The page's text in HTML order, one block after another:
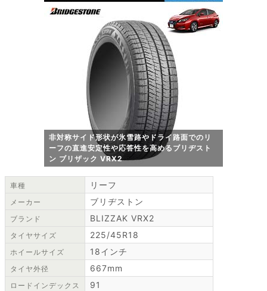
非対称サイド形状が氷雪路やドライ路面でのリ
ーフの直進安定性や応答性を高めるブリヂスト
ン ブリザック VRX2
車種 リーフ
メーカー ブリヂストン
ブランド BLIZZAK VRX2
タイヤサイズ 225/45R18
ホイールサイズ 18インチ
タイヤ外径 667mm
ロードインデックス 91